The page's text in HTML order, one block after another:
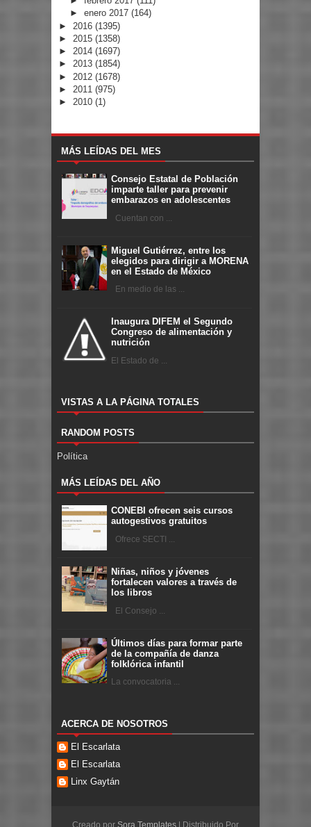
► enero 2017 (164)
► 2016 (1395)
► 2015 (1358)
► 2014 (1697)
► 2013 (1854)
► 2012 (1678)
► 2011 (975)
► 2010 (1)
MÁS LEÍDAS DEL MES
Consejo Estatal de Población
imparte taller para prevenir
embarazos en adolescentes
Cuentan con ...
Miguel Gutiérrez, entre los
elegidos para dirigir a MORENA
en el Estado de México
En medio de las ...
Inaugura DIFEM el Segundo
Congreso de alimentación y
nutrición
El Estado de ...
VISTAS A LA PÁGINA TOTALES
RANDOM POSTS
Política
MÁS LEÍDAS DEL AÑO
CONEBI ofrecen seis cursos
autogestivos gratuitos
Ofrece SECTI ...
Niñas, niños y jóvenes
fortalecen valores a través de
los libros
El Consejo ...
Últimos días para formar parte
de la compañía de danza
folklórica infantil
La convocatoria ...
ACERCA DE NOSOTROS
El Escarlata
El Escarlata
Linx Gaytán
Creado por Sora Templates | Distribuido Por